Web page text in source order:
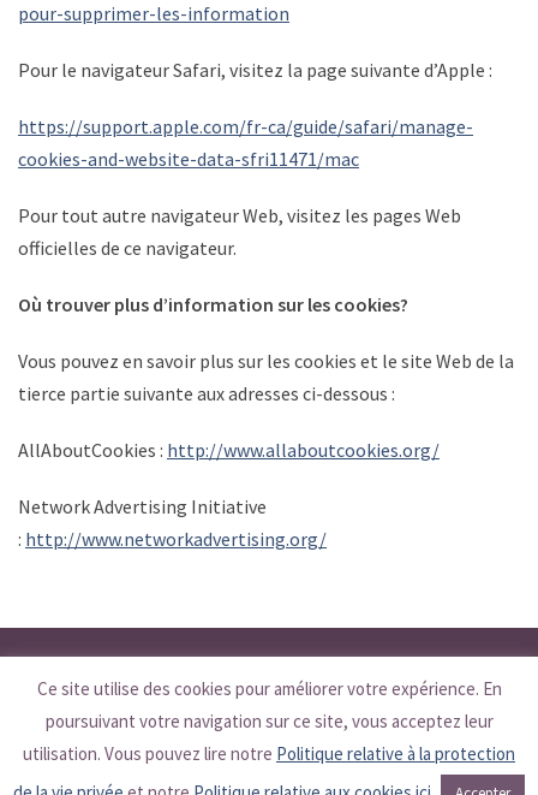
pour-supprimer-les-information
Pour le navigateur Safari, visitez la page suivante d’Apple :
https://support.apple.com/fr-ca/guide/safari/manage-
cookies-and-website-data-sfri11471/mac
Pour tout autre navigateur Web, visitez les pages Web
officielles de ce navigateur.
Où trouver plus d’information sur les cookies?
Vous pouvez en savoir plus sur les cookies et le site Web de la
tierce partie suivante aux adresses ci-dessous :
AllAboutCookies : http://www.allaboutcookies.org/
Network Advertising Initiative
: http://www.networkadvertising.org/
© 2026 Premier’s Council on Disabilities. All Rights Reserved. / © 2026
Conseil du Premier ministre pour les personnes handicapées. Tous
droits réservés.
Ce site utilise des cookies pour améliorer votre expérience. En
poursuivant votre navigation sur ce site, vous acceptez leur
utilisation. Vous pouvez lire notre Politique relative à la protection